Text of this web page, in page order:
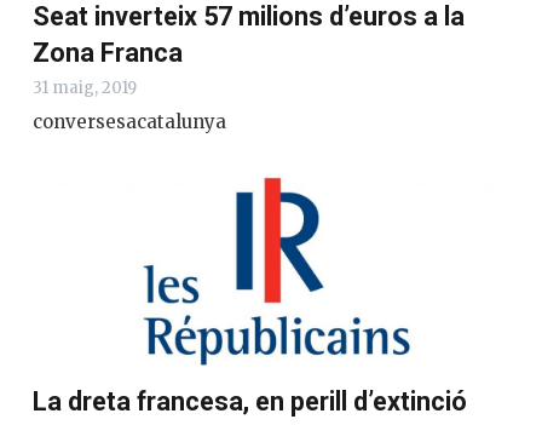
Seat inverteix 57 milions d’euros a la
Zona Franca
31 maig, 2019
conversesacatalunya
La dreta francesa, en perill d’extinció